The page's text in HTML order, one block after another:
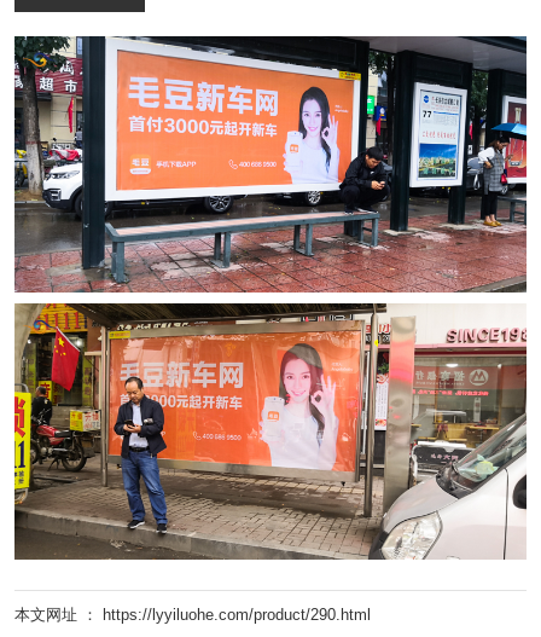
本文网址 ： https://lyyiluohe.com/product/290.html